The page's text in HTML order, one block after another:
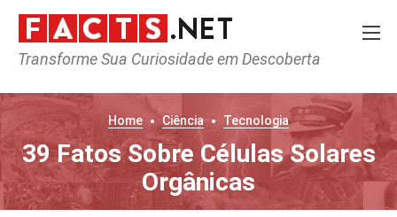
Transforme Sua Curiosidade em Descoberta
Home Ciência Tecnologia
39 Fatos Sobre Células Solares
Orgânicas